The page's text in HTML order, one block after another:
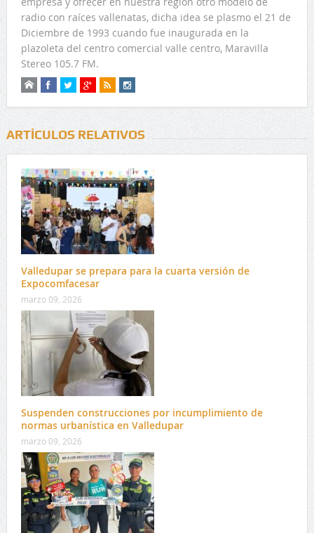
radio con raíces vallenatas, dicha idea se plasmo el 21 de
Diciembre de 1993 cuando fue inaugurada en la
plazoleta del centro comercial valle centro, Maravilla
Stereo 105.7 FM.
ARTÍCULOS RELATIVOS
Valledupar se prepara para la cuarta versión de
Expocomfacesar
marzo 09, 2026
Suspenden construcciones por incumplimiento de
normas urbanística en Valledupar
marzo 09, 2026